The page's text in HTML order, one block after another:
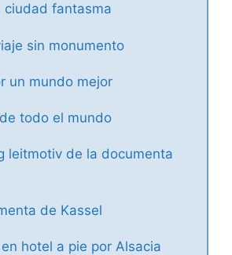
ciudad fantasma
sin monumento
un mundo mejor
todo el mundo
leitmotiv de la documenta
de Kassel
hotel a pie por Alsacia